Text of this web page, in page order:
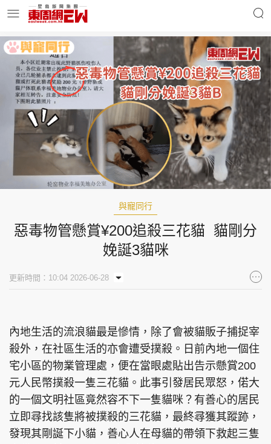
明星名人 時事財經
東周Ladies 優享生活
東周食玩通 會員活動
玄學靈異 東周專欄
東周刊 cazbuyer 東Touch
PCM 電腦廣場 星島頭條 星島日報
與寵同行
惡毒物管懸賞¥200追殺三花貓 貓剛分
娩誕3貓咪
更新時間：10:04 2026-06-28
內地生活的流浪貓最是慘情，除了會被貓販子捕捉宰
殺外，在社區生活的亦會遭受撲殺。日前內地一個住
宅小區的物業管理處，便在當眼處貼出告示懸賞200
元人民幣撲殺一隻三花貓。此事引發居民眾怒，偌大
的一個文明社區竟然容不下一隻貓咪？有善心的居民
立即尋找該隻將被撲殺的三花貓，最終尋獲其蹤跡，
發現其剛誕下小貓，善心人在母貓的帶領下救起三隻